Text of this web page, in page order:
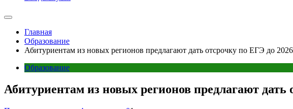
Главная
Образование
Абитуриентам из новых регионов предлагают дать отсрочку по ЕГЭ до 2026
Образование
Абитуриентам из новых регионов предлагают дать